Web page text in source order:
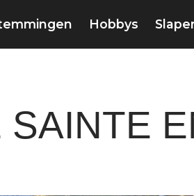
Hobbys